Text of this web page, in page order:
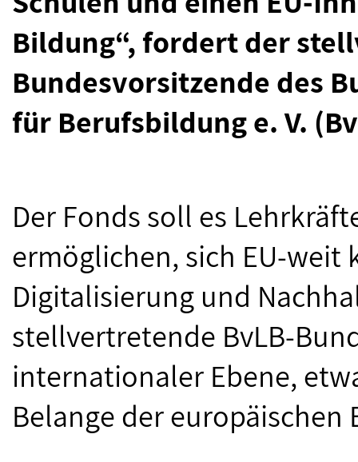
Bildung“, fordert der
Bundesvorsitzende des
für Berufsbildung e. V.
Der Fonds soll es
ermöglichen, sich EU-
Digitalisierung und
stellvertretende BvLB-
internationaler Ebene,
Belange der